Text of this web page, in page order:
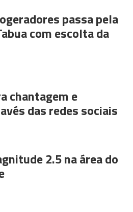
passa pela
com escolta da
chantagem e
das redes sociais
2.5 na área do